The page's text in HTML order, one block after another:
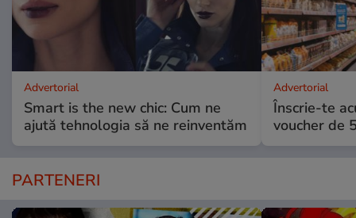
Advertorial
Smart is the new chic: Cum ne
ajută tehnologia să ne reinventăm
Advertorial
Înscrie-te
voucher de
PARTENERI